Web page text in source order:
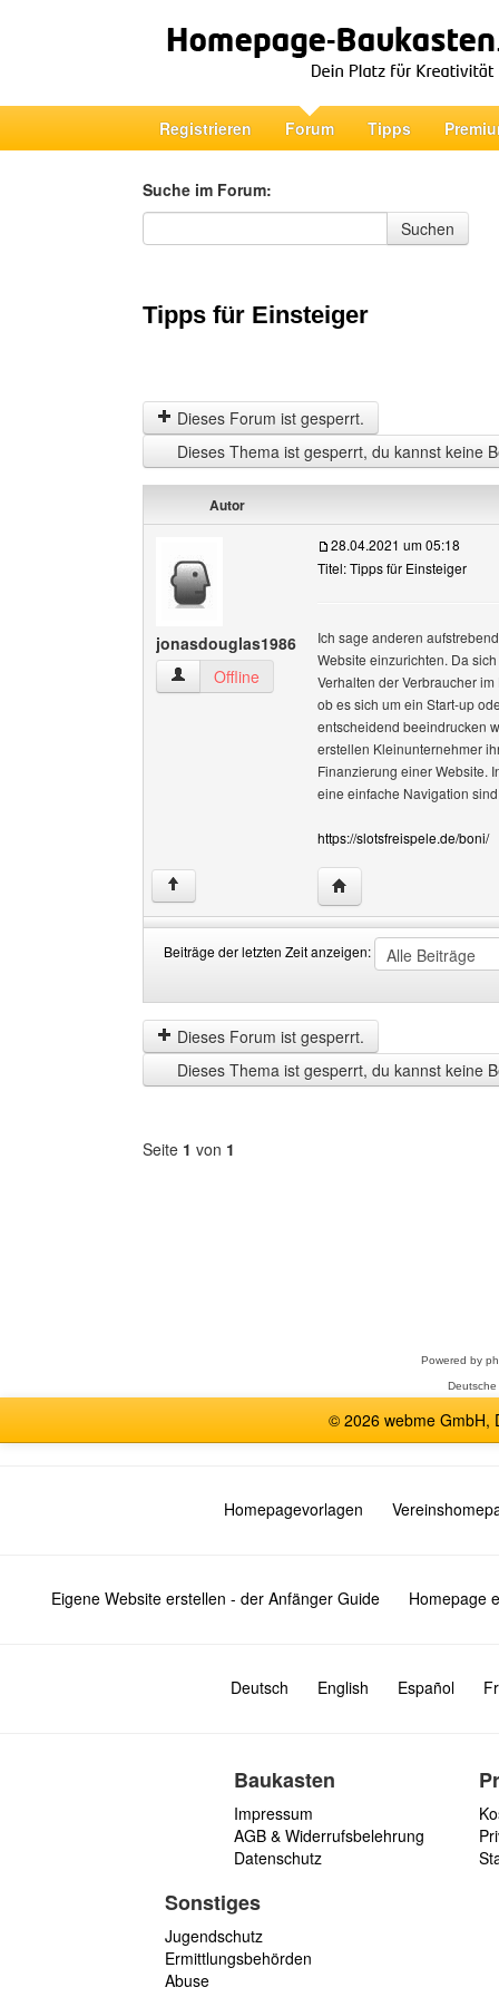
Registrieren Forum Tipps
Suche im Forum:
Suche im Forum
Suchen
Tipps für Einsteiger
Dieses Forum ist gesperrt.
Dieses Thema ist gesperrt, du kannst keine
Autor
jonasdouglas1986
jonasdouglas1986 Benutzer-Profile anzeigen
Offline
28.04.2021 um 05:18
Titel: Tipps für Einsteiger
Ich sage anderen
Website einzurichten. Da
Verhalten der Verbraucher
ob es sich um ein Start-up
entscheidend beeindrucken
erstellen Kleinunternehmer
Finanzierung einer Website.
eine einfache Navigation
https://slotsfreispele.de/boni/
↑ Website dieses
Beiträge der letzten Zeit anzeigen:
der
letzten
Zeit
anzeigen
by
Dieses Forum ist gesperrt.
Dieses Thema ist gesperrt, du kannst keine
Seite 1 von 1
Powered by
© 2026 webme GmbH,
Homepagevorlagen
Eigene Website erstellen - der Anfänger Guide Homepage
Deutsch English Español
Baukasten
Impressum
AGB & Widerrufsbelehrung
Datenschutz
Sonstiges
Jugendschutz
Ermittlungsbehörden
Abuse